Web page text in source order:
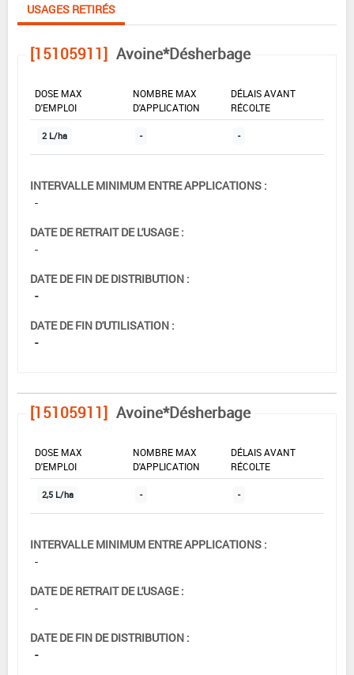
USAGES RETIRÉS
[15105911] Avoine*Désherbage
DOSE MAX
D'EMPLOI
NOMBRE MAX
D'APPLICATION
DÉLAIS AVANT
RÉCOLTE
2 L/ha - -
INTERVALLE MINIMUM ENTRE APPLICATIONS :
-
DATE DE RETRAIT DE L'USAGE :
-
DATE DE FIN DE DISTRIBUTION :
-
DATE DE FIN D'UTILISATION :
-
[15105911] Avoine*Désherbage
DOSE MAX
D'EMPLOI
NOMBRE MAX
D'APPLICATION
DÉLAIS AVANT
RÉCOLTE
2,5 L/ha - -
INTERVALLE MINIMUM ENTRE APPLICATIONS :
-
DATE DE RETRAIT DE L'USAGE :
-
DATE DE FIN DE DISTRIBUTION :
-